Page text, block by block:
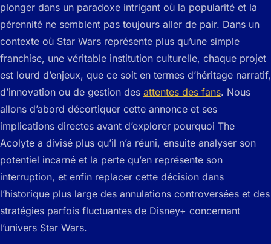
plonger dans un paradoxe intrigant où la popularité et la
pérennité ne semblent pas toujours aller de pair. Dans un
contexte où Star Wars représente plus qu’une simple
franchise, une véritable institution culturelle, chaque projet
est lourd d’enjeux, que ce soit en termes d’héritage narratif,
d’innovation ou de gestion des attentes des fans. Nous
allons d’abord décortiquer cette annonce et ses
implications directes avant d’explorer pourquoi The
Acolyte a divisé plus qu’il n’a réuni, ensuite analyser son
potentiel incarné et la perte qu’en représente son
interruption, et enfin replacer cette décision dans
l’historique plus large des annulations controversées et des
stratégies parfois fluctuantes de Disney+ concernant
l’univers Star Wars.